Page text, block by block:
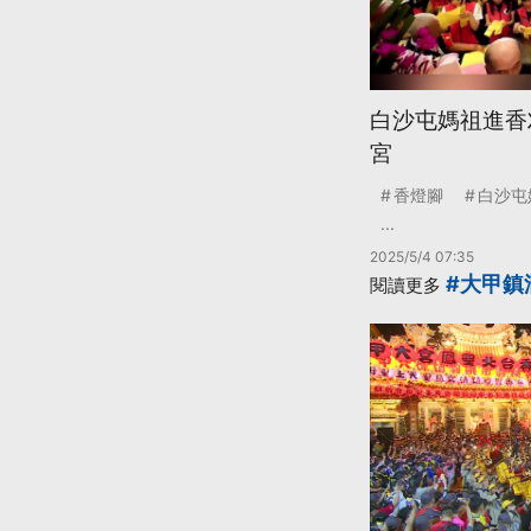
白沙屯媽祖進
宮
香燈腳
白沙
...
2025/5/4 07:35
閱讀更多 #大甲鎮